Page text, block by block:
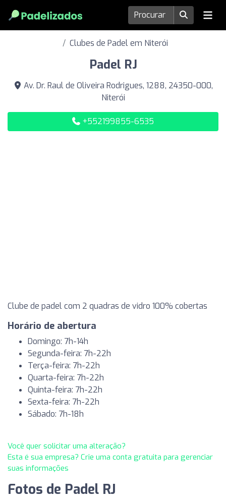
Clubes de Padel em Niterói
Padel RJ
Av. Dr. Raul de Oliveira Rodrigues, 1288, 24350-000,
Niterói
+552199855-6535
Clube de padel com 2 quadras de vidro 100% cobertas
Horário de abertura
Domingo: 7h-14h
Segunda-feira: 7h-22h
Terça-feira: 7h-22h
Quarta-feira: 7h-22h
Quinta-feira: 7h-22h
Sexta-feira: 7h-22h
Sábado: 7h-18h
Você quer solicitar uma alteração?
Esta é sua empresa? Crie uma conta gratuita para gerenciar
suas informações
Fotos de Padel RJ